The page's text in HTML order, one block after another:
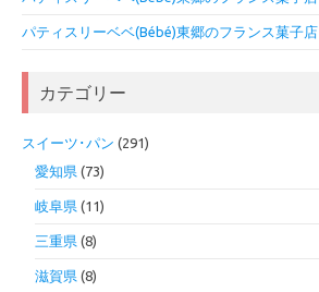
パティスリーベベ(Bébé)東郷のフランス菓子店
カテゴリー
スイーツ･パン (291)
愛知県 (73)
岐阜県 (11)
三重県 (8)
滋賀県 (8)